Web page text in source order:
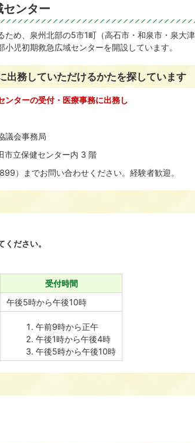
ンター
ため、泉州北部の5市1町（高石市・和泉市・泉大
児初期救急広域センターを開設しています。
出務していただけるかたを探しています
ンターの受付・医療事務に出務し
議会事務局
市立保健センター内 3 階
）までお問い合わせください。経験者歓迎。
ださい。
受付時間
午後5時から午後10時
午前9時から正午
午後1時から午後4時
午後5時から午後10時